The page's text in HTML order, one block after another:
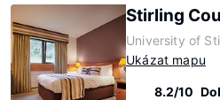
Stirling
University of
Ukázat mapu
8.2/10